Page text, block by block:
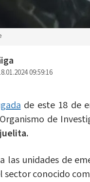
09:59:16
de este 18 de
de
las unidades de
sector conocido